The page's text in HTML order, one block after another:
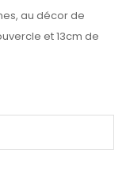
au décor de
et 13cm de